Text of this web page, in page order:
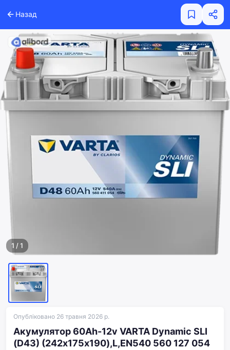
Назад
1 /1
Опубліковано 26 травня 2026 р.
Акумулятор 60Ah-12v VARTA Dynamic SLI
(D43) (242х175х190),L,EN540 560 127 054